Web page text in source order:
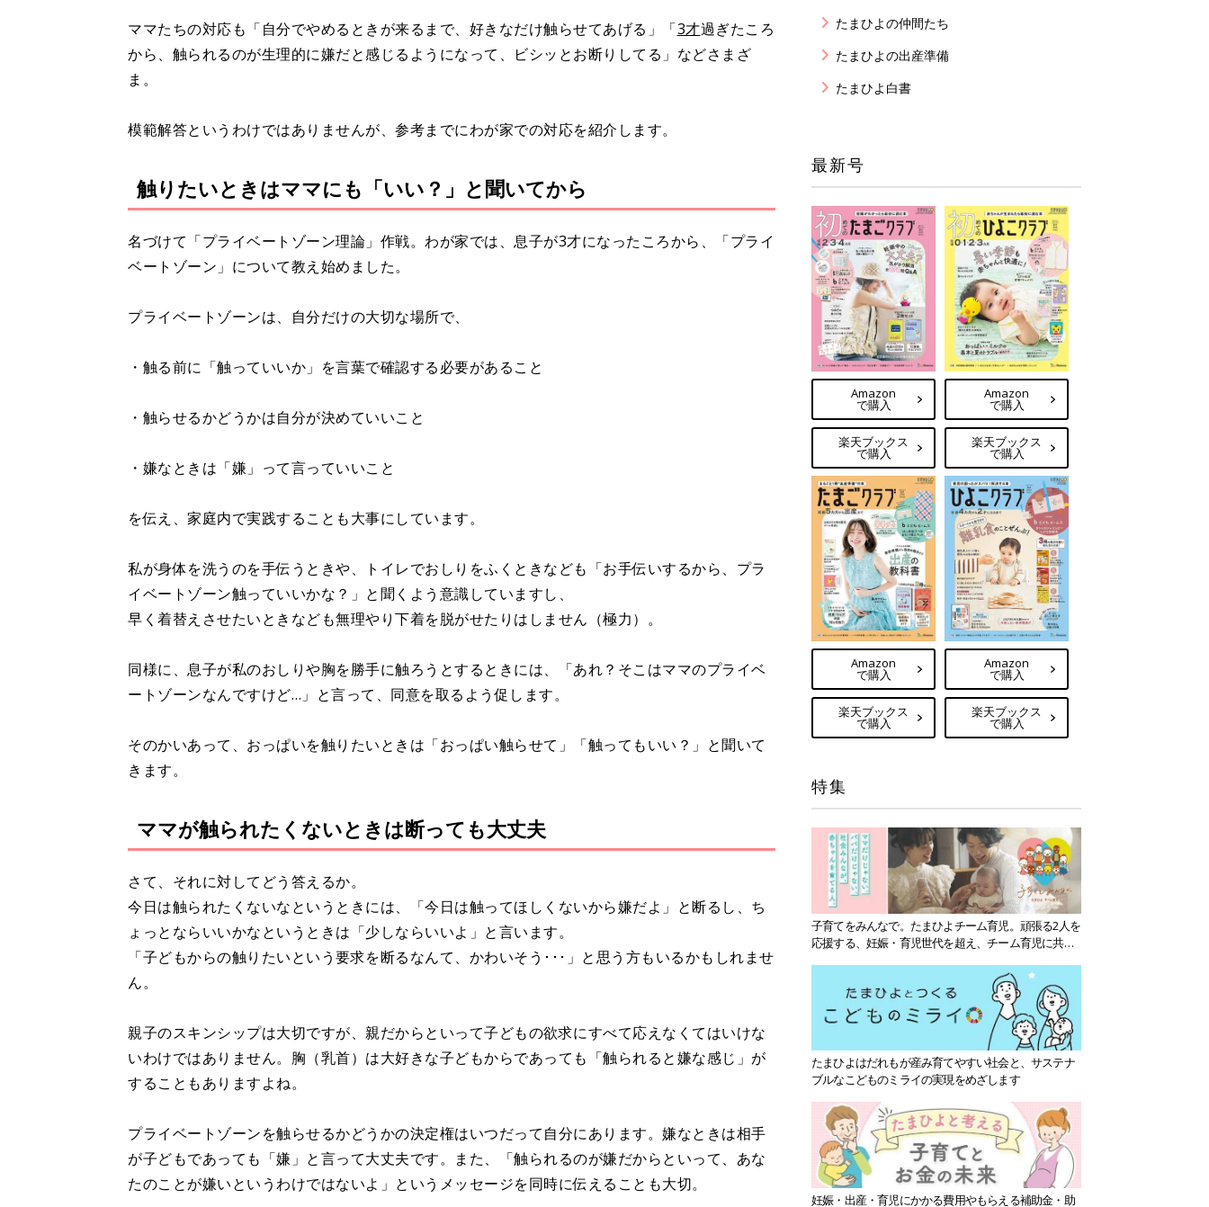
ママたちの対応も「自分でやめるときが来るまで、好きなだけ触らせてあげる」「3才過ぎたころ
から、触られるのが生理的に嫌だと感じるようになって、ビシッとお断りしてる」などさまざ
ま。
模範解答というわけではありませんが、参考までにわが家での対応を紹介します。
触りたいときはママにも「いい？」と聞いてから
名づけて「プライベートゾーン理論」作戦。わが家では、息子が3才になったころから、「プライ
ベートゾーン」について教え始めました。
プライベートゾーンは、自分だけの大切な場所で、
・触る前に「触っていいか」を言葉で確認する必要があること
・触らせるかどうかは自分が決めていいこと
・嫌なときは「嫌」って言っていいこと
を伝え、家庭内で実践することも大事にしています。
私が身体を洗うのを手伝うときや、トイレでおしりをふくときなども「お手伝いするから、プラ
イベートゾーン触っていいかな？」と聞くよう意識していますし、
早く着替えさせたいときなども無理やり下着を脱がせたりはしません（極力）。
同様に、息子が私のおしりや胸を勝手に触ろうとするときには、「あれ？そこはママのプライベ
ートゾーンなんですけど…」と言って、同意を取るよう促します。
そのかいあって、おっぱいを触りたいときは「おっぱい触らせて」「触ってもいい？」と聞いて
きます。
ママが触られたくないときは断っても大丈夫
さて、それに対してどう答えるか。
今日は触られたくないなというときには、「今日は触ってほしくないから嫌だよ」と断るし、ち
ょっとならいいかなというときは「少しならいいよ」と言います。
「子どもからの触りたいという要求を断るなんて、かわいそう･･･」と思う方もいるかもしれませ
ん。
親子のスキンシップは大切ですが、親だからといって子どもの欲求にすべて応えなくてはいけな
いわけではありません。胸（乳首）は大好きな子どもからであっても「触られると嫌な感じ」が
することもありますよね。
プライベートゾーンを触らせるかどうかの決定権はいつだって自分にあります。嫌なときは相手
が子どもであっても「嫌」と言って大丈夫です。また、「触られるのが嫌だからといって、あな
たのことが嫌いというわけではないよ」というメッセージを同時に伝えることも大切。
たまひよの仲間たち
たまひよの出産準備
たまひよ白書
最新号
Amazon
で購入
楽天ブックス
で購入
Amazon
で購入
楽天ブックス
で購入
Amazon
で購入
楽天ブックス
で購入
Amazon
で購入
楽天ブックス
で購入
特集
子育てをみんなで。たまひよチーム育児。頑張る2人を
応援する、妊娠・育児世代を超え、チーム育児に共感
たまひよはだれもが産み育てやすい社会と、サステナ
ブルなこどものミライの実現をめざします
妊娠・出産・育児にかかる費用やもらえる補助金・助